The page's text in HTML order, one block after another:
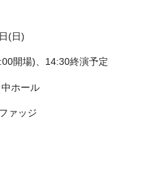
(日)
開場)、14:30終演予定
ホール
ァッジ